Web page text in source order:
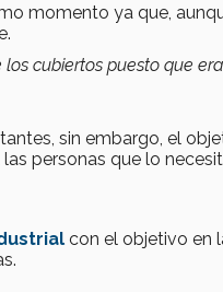
momento ya que,
cubiertos puesto que
sin embargo, el
personas que lo
con el objetivo en